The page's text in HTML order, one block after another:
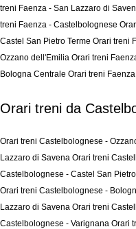
treni Faenza - San Lazzaro di
treni Faenza - Castelbolognese
Castel San Pietro Terme Orari treni
Ozzano dell'Emilia Orari treni
Bologna Centrale Orari treni
Orari treni da
Orari treni Castelbolognese -
Lazzaro di Savena Orari treni
Castelbolognese - Castel San
Orari treni Castelbolognese -
Lazzaro di Savena Orari treni
Castelbolognese - Varignana Orari